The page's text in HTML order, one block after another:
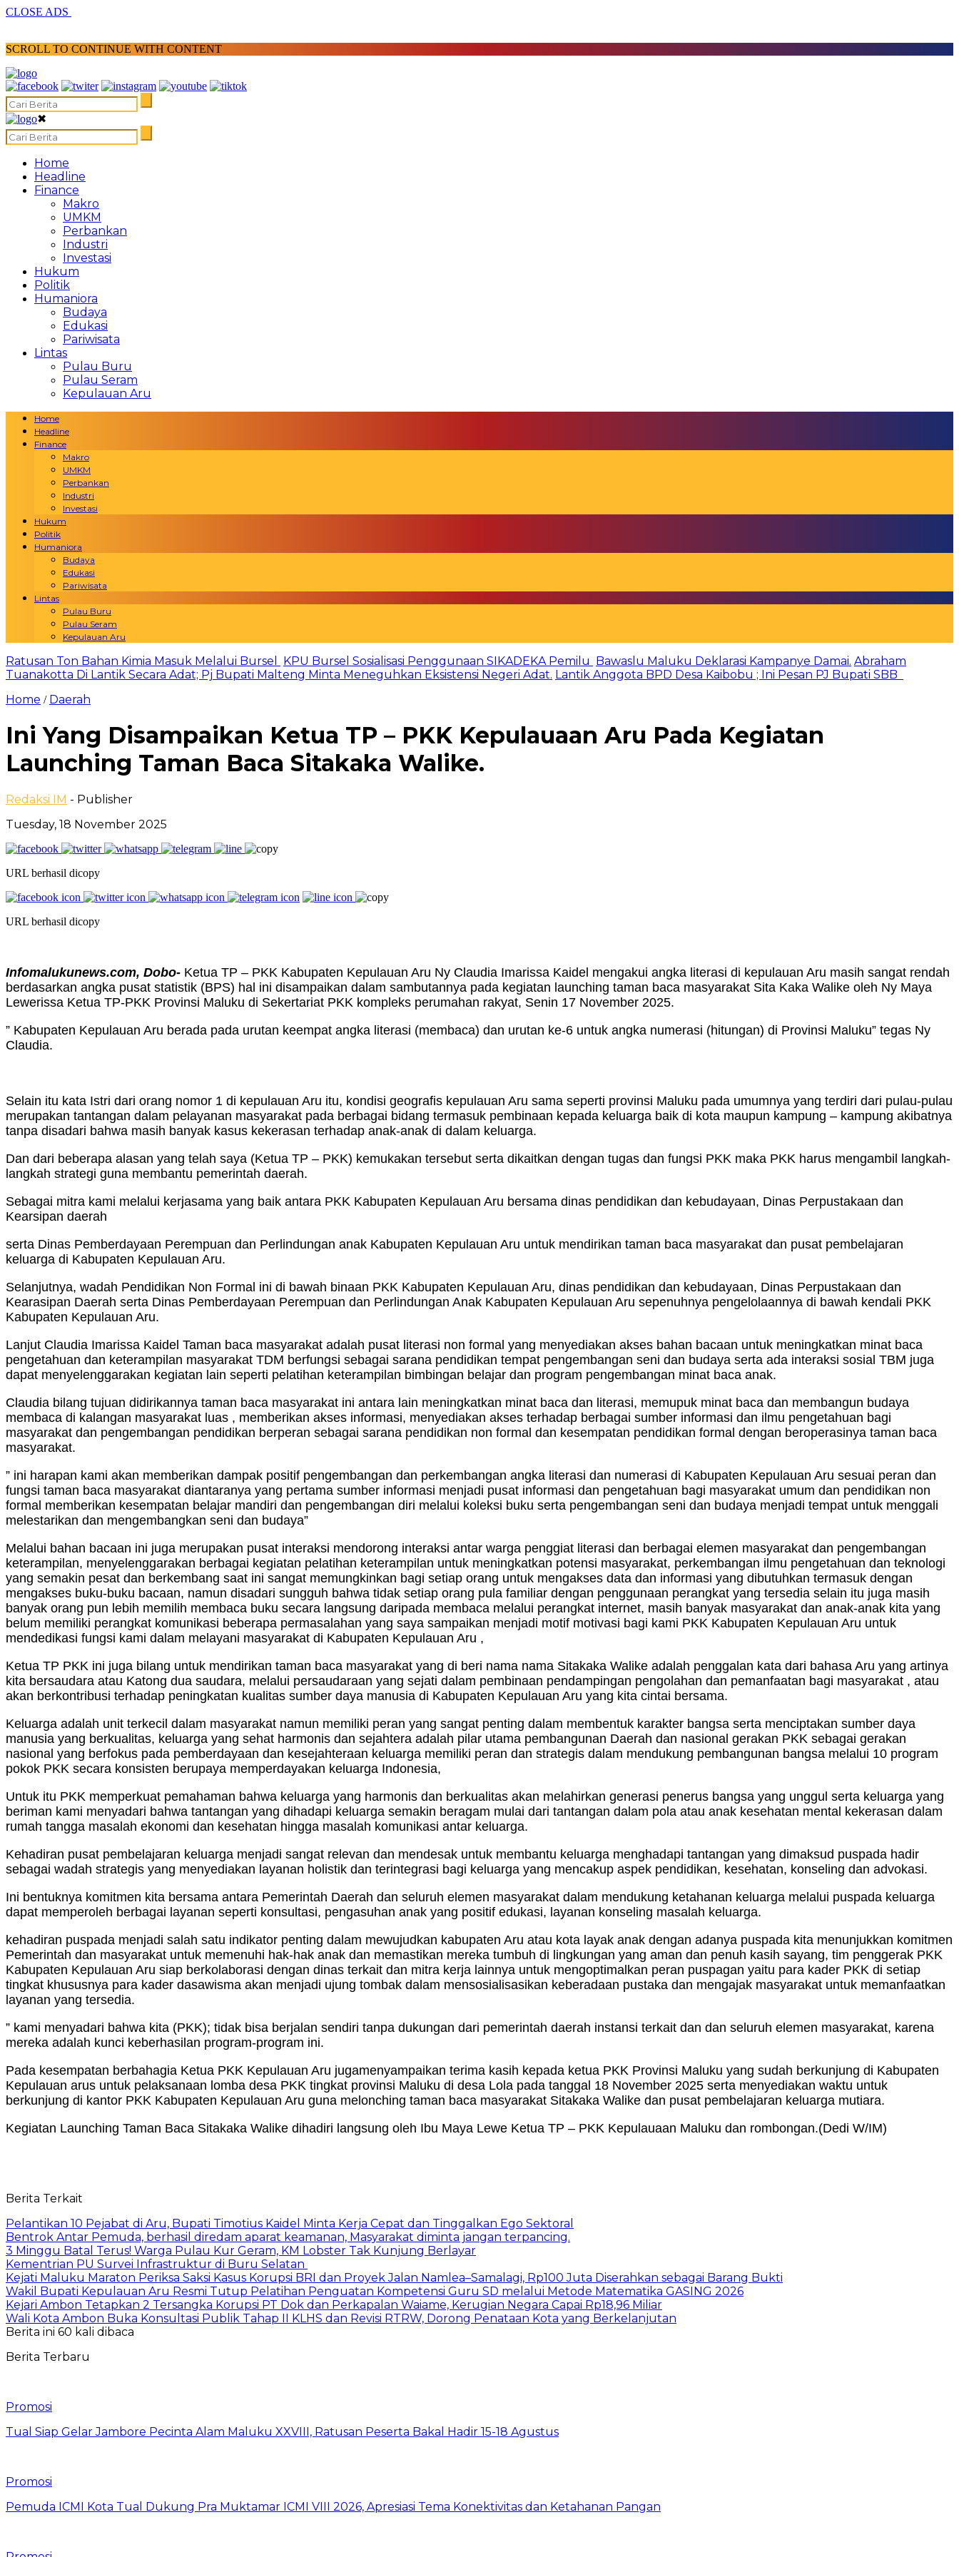
CLOSE ADS
SCROLL TO CONTINUE WITH CONTENT
✖
Home
Headline
Finance
Makro
UMKM
Perbankan
Industri
Investasi
Hukum
Politik
Humaniora
Budaya
Edukasi
Pariwisata
Lintas
Pulau Buru
Pulau Seram
Kepulauan Aru
Home
Headline
Finance
Makro
UMKM
Perbankan
Industri
Investasi
Hukum
Politik
Humaniora
Budaya
Edukasi
Pariwisata
Lintas
Pulau Buru
Pulau Seram
Kepulauan Aru
Ratusan Ton Bahan Kimia Masuk Melalui Bursel KPU Bursel Sosialisasi Penggunaan SIKADEKA Pemilu Bawaslu Maluku Deklarasi Kampanye Damai. Abraham
Tuanakotta Di Lantik Secara Adat; Pj Bupati Malteng Minta Meneguhkan Eksistensi Negeri Adat. Lantik Anggota BPD Desa Kaibobu ; Ini Pesan PJ Bupati SBB
Home / Daerah
Ini Yang Disampaikan Ketua TP – PKK Kepulauaan Aru Pada Kegiatan
Launching Taman Baca Sitakaka Walike.
Redaksi IM - Publisher
Tuesday, 18 November 2025
URL berhasil dicopy
URL berhasil dicopy
Infomalukunews.com, Dobo- Ketua TP – PKK Kabupaten Kepulauan Aru Ny Claudia Imarissa Kaidel mengakui angka literasi di kepulauan Aru masih sangat rendah
berdasarkan angka pusat statistik (BPS) hal ini disampaikan dalam sambutannya pada kegiatan launching taman baca masyarakat Sita Kaka Walike oleh Ny Maya
Lewerissa Ketua TP-PKK Provinsi Maluku di Sekertariat PKK kompleks perumahan rakyat, Senin 17 November 2025.
” Kabupaten Kepulauan Aru berada pada urutan keempat angka literasi (membaca) dan urutan ke-6 untuk angka numerasi (hitungan) di Provinsi Maluku” tegas Ny
Claudia.
Selain itu kata Istri dari orang nomor 1 di kepulauan Aru itu, kondisi geografis kepulauan Aru sama seperti provinsi Maluku pada umumnya yang terdiri dari pulau-pulau
merupakan tantangan dalam pelayanan masyarakat pada berbagai bidang termasuk pembinaan kepada keluarga baik di kota maupun kampung – kampung akibatnya
tanpa disadari bahwa masih banyak kasus kekerasan terhadap anak-anak di dalam keluarga.
Dan dari beberapa alasan yang telah saya (Ketua TP – PKK) kemukakan tersebut serta dikaitkan dengan tugas dan fungsi PKK maka PKK harus mengambil langkah-
langkah strategi guna membantu pemerintah daerah.
Sebagai mitra kami melalui kerjasama yang baik antara PKK Kabupaten Kepulauan Aru bersama dinas pendidikan dan kebudayaan, Dinas Perpustakaan dan
Kearsipan daerah
serta Dinas Pemberdayaan Perempuan dan Perlindungan anak Kabupaten Kepulauan Aru untuk mendirikan taman baca masyarakat dan pusat pembelajaran
keluarga di Kabupaten Kepulauan Aru.
Selanjutnya, wadah Pendidikan Non Formal ini di bawah binaan PKK Kabupaten Kepulauan Aru, dinas pendidikan dan kebudayaan, Dinas Perpustakaan dan
Kearasipan Daerah serta Dinas Pemberdayaan Perempuan dan Perlindungan Anak Kabupaten Kepulauan Aru sepenuhnya pengelolaannya di bawah kendali PKK
Kabupaten Kepulauan Aru.
Lanjut Claudia Imarissa Kaidel Taman baca masyarakat adalah pusat literasi non formal yang menyediakan akses bahan bacaan untuk meningkatkan minat baca
pengetahuan dan keterampilan masyarakat TDM berfungsi sebagai sarana pendidikan tempat pengembangan seni dan budaya serta ada interaksi sosial TBM juga
dapat menyelenggarakan kegiatan lain seperti pelatihan keterampilan bimbingan belajar dan program pengembangan minat baca anak.
Claudia bilang tujuan didirikannya taman baca masyarakat ini antara lain meningkatkan minat baca dan literasi, memupuk minat baca dan membangun budaya
membaca di kalangan masyarakat luas , memberikan akses informasi, menyediakan akses terhadap berbagai sumber informasi dan ilmu pengetahuan bagi
masyarakat dan pengembangan pendidikan berperan sebagai sarana pendidikan non formal dan kesempatan pendidikan formal dengan beroperasinya taman baca
masyarakat.
” ini harapan kami akan memberikan dampak positif pengembangan dan perkembangan angka literasi dan numerasi di Kabupaten Kepulauan Aru sesuai peran dan
fungsi taman baca masyarakat diantaranya yang pertama sumber informasi menjadi pusat informasi dan pengetahuan bagi masyarakat umum dan pendidikan non
formal memberikan kesempatan belajar mandiri dan pengembangan diri melalui koleksi buku serta pengembangan seni dan budaya menjadi tempat untuk menggali
melestarikan dan mengembangkan seni dan budaya”
Melalui bahan bacaan ini juga merupakan pusat interaksi mendorong interaksi antar warga penggiat literasi dan berbagai elemen masyarakat dan pengembangan
keterampilan, menyelenggarakan berbagai kegiatan pelatihan keterampilan untuk meningkatkan potensi masyarakat, perkembangan ilmu pengetahuan dan teknologi
yang semakin pesat dan berkembang saat ini sangat memungkinkan bagi setiap orang untuk mengakses data dan informasi yang dibutuhkan termasuk dengan
mengakses buku-buku bacaan, namun disadari sungguh bahwa tidak setiap orang pula familiar dengan penggunaan perangkat yang tersedia selain itu juga masih
banyak orang pun lebih memilih membaca buku secara langsung daripada membaca melalui perangkat internet, masih banyak masyarakat dan anak-anak kita yang
belum memiliki perangkat komunikasi beberapa permasalahan yang saya sampaikan menjadi motif motivasi bagi kami PKK Kabupaten Kepulauan Aru untuk
mendedikasi fungsi kami dalam melayani masyarakat di Kabupaten Kepulauan Aru ,
Ketua TP PKK ini juga bilang untuk mendirikan taman baca masyarakat yang di beri nama nama Sitakaka Walike adalah penggalan kata dari bahasa Aru yang artinya
kita bersaudara atau Katong dua saudara, melalui persaudaraan yang sejati dalam pembinaan pendampingan pengolahan dan pemanfaatan bagi masyarakat , atau
akan berkontribusi terhadap peningkatan kualitas sumber daya manusia di Kabupaten Kepulauan Aru yang kita cintai bersama.
Keluarga adalah unit terkecil dalam masyarakat namun memiliki peran yang sangat penting dalam membentuk karakter bangsa serta menciptakan sumber daya
manusia yang berkualitas, keluarga yang sehat harmonis dan sejahtera adalah pilar utama pembangunan Daerah dan nasional gerakan PKK sebagai gerakan
nasional yang berfokus pada pemberdayaan dan kesejahteraan keluarga memiliki peran dan strategis dalam mendukung pembangunan bangsa melalui 10 program
pokok PKK secara konsisten berupaya memperdayakan keluarga Indonesia,
Untuk itu PKK memperkuat pemahaman bahwa keluarga yang harmonis dan berkualitas akan melahirkan generasi penerus bangsa yang unggul serta keluarga yang
beriman kami menyadari bahwa tantangan yang dihadapi keluarga semakin beragam mulai dari tantangan dalam pola atau anak kesehatan mental kekerasan dalam
rumah tangga masalah ekonomi dan kesehatan hingga masalah komunikasi antar keluarga.
Kehadiran pusat pembelajaran keluarga menjadi sangat relevan dan mendesak untuk membantu keluarga menghadapi tantangan yang dimaksud puspada hadir
sebagai wadah strategis yang menyediakan layanan holistik dan terintegrasi bagi keluarga yang mencakup aspek pendidikan, kesehatan, konseling dan advokasi.
Ini bentuknya komitmen kita bersama antara Pemerintah Daerah dan seluruh elemen masyarakat dalam mendukung ketahanan keluarga melalui puspada keluarga
dapat memperoleh berbagai layanan seperti konsultasi, pengasuhan anak yang positif edukasi, layanan konseling masalah keluarga.
kehadiran puspada menjadi salah satu indikator penting dalam mewujudkan kabupaten Aru atau kota layak anak dengan adanya puspada kita menunjukkan komitmen
Pemerintah dan masyarakat untuk memenuhi hak-hak anak dan memastikan mereka tumbuh di lingkungan yang aman dan penuh kasih sayang, tim penggerak PKK
Kabupaten Kepulauan Aru siap berkolaborasi dengan dinas terkait dan mitra kerja lainnya untuk mengoptimalkan peran puspagan yaitu para kader PKK di setiap
tingkat khususnya para kader dasawisma akan menjadi ujung tombak dalam mensosialisasikan keberadaan pustaka dan mengajak masyarakat untuk memanfaatkan
layanan yang tersedia.
” kami menyadari bahwa kita (PKK); tidak bisa berjalan sendiri tanpa dukungan dari pemerintah daerah instansi terkait dan dan seluruh elemen masyarakat, karena
mereka adalah kunci keberhasilan program-program ini.
Pada kesempatan berbahagia Ketua PKK Kepulauan Aru jugamenyampaikan terima kasih kepada ketua PKK Provinsi Maluku yang sudah berkunjung di Kabupaten
Kepulauan arus untuk pelaksanaan lomba desa PKK tingkat provinsi Maluku di desa Lola pada tanggal 18 November 2025 serta menyediakan waktu untuk
berkunjung di kantor PKK Kabupaten Kepulauan Aru guna melonching taman baca masyarakat Sitakaka Walike dan pusat pembelajaran keluarga mutiara.
Kegiatan Launching Taman Baca Sitakaka Walike dihadiri langsung oleh Ibu Maya Lewe Ketua TP – PKK Kepulauaan Maluku dan rombongan.(Dedi W/IM)
Berita Terkait
Pelantikan 10 Pejabat di Aru, Bupati Timotius Kaidel Minta Kerja Cepat dan Tinggalkan Ego Sektoral
Bentrok Antar Pemuda, berhasil diredam aparat keamanan, Masyarakat diminta jangan terpancing.
3 Minggu Batal Terus! Warga Pulau Kur Geram, KM Lobster Tak Kunjung Berlayar
Kementrian PU Survei Infrastruktur di Buru Selatan
Kejati Maluku Maraton Periksa Saksi Kasus Korupsi BRI dan Proyek Jalan Namlea–Samalagi, Rp100 Juta Diserahkan sebagai Barang Bukti
Wakil Bupati Kepulauan Aru Resmi Tutup Pelatihan Penguatan Kompetensi Guru SD melalui Metode Matematika GASING 2026
Kejari Ambon Tetapkan 2 Tersangka Korupsi PT Dok dan Perkapalan Waiame, Kerugian Negara Capai Rp18,96 Miliar
Wali Kota Ambon Buka Konsultasi Publik Tahap II KLHS dan Revisi RTRW, Dorong Penataan Kota yang Berkelanjutan
Berita ini 60 kali dibaca
Berita Terbaru
Promosi
Tual Siap Gelar Jambore Pecinta Alam Maluku XXVIII, Ratusan Peserta Bakal Hadir 15-18 Agustus
Promosi
Pemuda ICMI Kota Tual Dukung Pra Muktamar ICMI VIII 2026, Apresiasi Tema Konektivitas dan Ketahanan Pangan